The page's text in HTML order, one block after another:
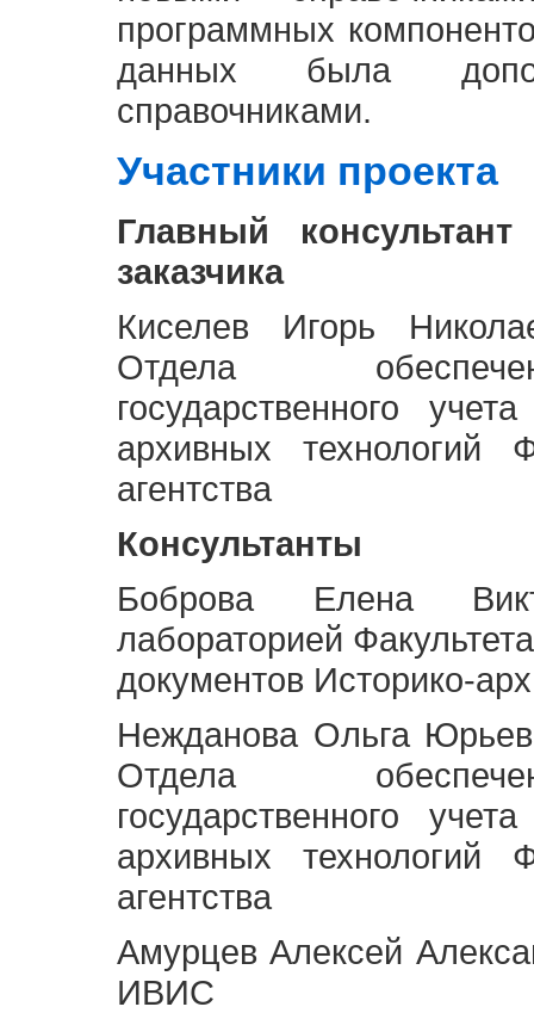
программных
данных была
справочниками.
Участники проекта
Главный
заказчика
Киселев Игорь
Отдела
государственного
архивных технологий
агентства
Консультанты
Боброва Елена
лабораторией
документов Историко-
Нежданова Ольга
Отдела
государственного
архивных технологий
агентства
Амурцев Алексей
ИВИС